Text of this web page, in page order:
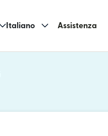
Italiano Assistenza